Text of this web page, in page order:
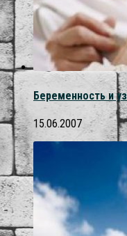
Беременность и
15.06.2007